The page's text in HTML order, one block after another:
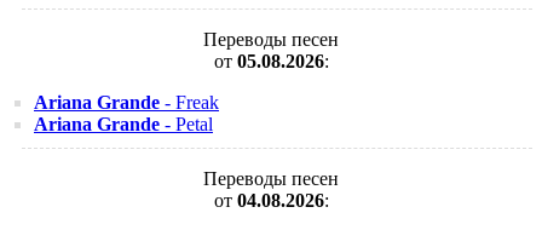
Переводы песен
от 05.08.2026:
Ariana Grande - Freak
Ariana Grande - Petal
Переводы песен
от 04.08.2026: